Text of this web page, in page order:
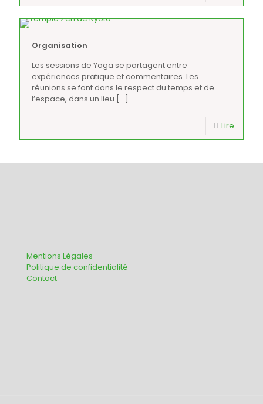
Organisation
Les sessions de Yoga se partagent entre
expériences pratique et commentaires. Les
réunions se font dans le respect du temps et de
l’espace, dans un lieu […]
Lire
Mentions Légales
Politique de confidentialité
Contact